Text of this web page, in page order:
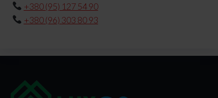
+380 (95) 127 54 90
+380 (96) 303 80 93